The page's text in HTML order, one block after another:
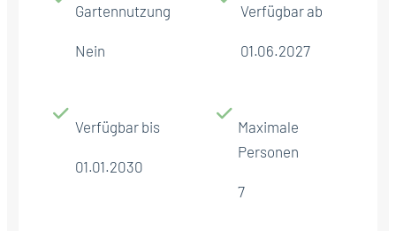
Gartennutzung
Nein
Verfügbar ab
01.06.2027
Verfügbar bis
01.01.2030
Maximale
Personen
7